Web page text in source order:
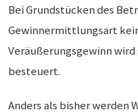
Bei Grundstücken des
Gewinnermittlungsart
Veräußerungsgewinn
besteuert.
Anders als bisher werden